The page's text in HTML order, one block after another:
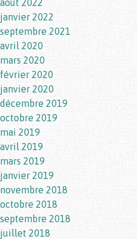
août 2022
janvier 2022
septembre 2021
avril 2020
mars 2020
février 2020
janvier 2020
décembre 2019
octobre 2019
mai 2019
avril 2019
mars 2019
janvier 2019
novembre 2018
octobre 2018
septembre 2018
juillet 2018